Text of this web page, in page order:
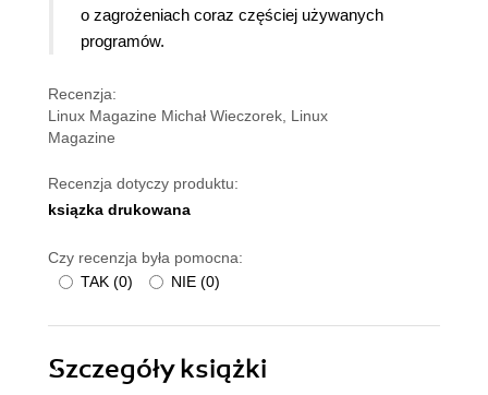
o zagrożeniach coraz częściej używanych
programów.
Recenzja:
Linux Magazine Michał Wieczorek, Linux
Magazine
Recenzja dotyczy produktu:
ksiązka drukowana
Czy recenzja była pomocna:
TAK (0) NIE (0)
Szczegółyksiążki